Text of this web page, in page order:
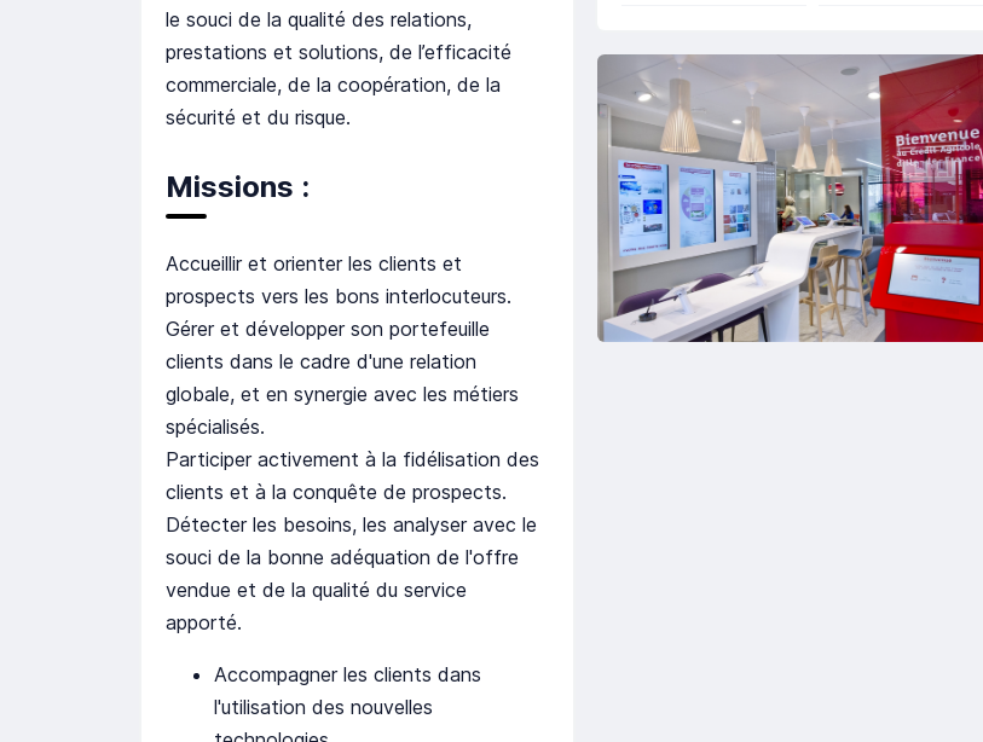
le souci de la qualité des relations,
prestations et solutions, de l’efficacité
commerciale, de la coopération, de la
sécurité et du risque.
Missions :
Accueillir et orienter les clients et
prospects vers les bons interlocuteurs.
Gérer et développer son portefeuille
clients dans le cadre d'une relation
globale, et en synergie avec les métiers
spécialisés.
Participer activement à la fidélisation des
clients et à la conquête de prospects.
Détecter les besoins, les analyser avec le
souci de la bonne adéquation de l'offre
vendue et de la qualité du service
apporté.
Accompagner les clients dans
l'utilisation des nouvelles